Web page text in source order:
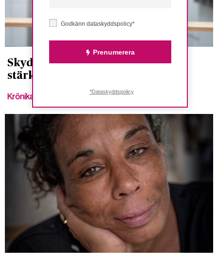
Skyddet mot hatbrott på väg att
stärkas inom EU
Krönika
Godkänn dataskyddspolicy*
Prenumerera
*Dataskyddspolicy